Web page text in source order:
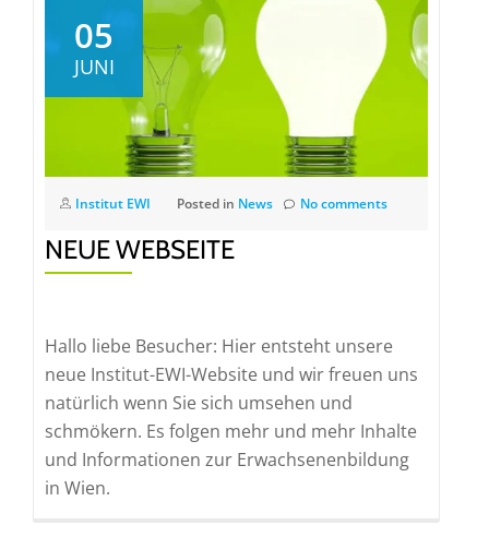
05
JUNI
Institut EWI Posted in News No comments
NEUE WEBSEITE
Hallo liebe Besucher: Hier entsteht unsere
neue Institut-EWI-Website und wir freuen uns
natürlich wenn Sie sich umsehen und
schmökern. Es folgen mehr und mehr Inhalte
und Informationen zur Erwachsenenbildung
in Wien.